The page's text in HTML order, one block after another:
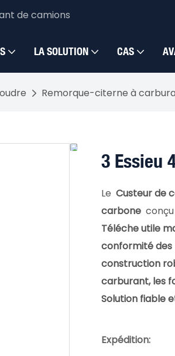
de camions
LA SOLUTION CAS
Remorque-citerne à
3 Essieu
Le Custeur de
carbone
Téléche utile
conformité des
construction
carburant, les
Solution fiable
Expédition: